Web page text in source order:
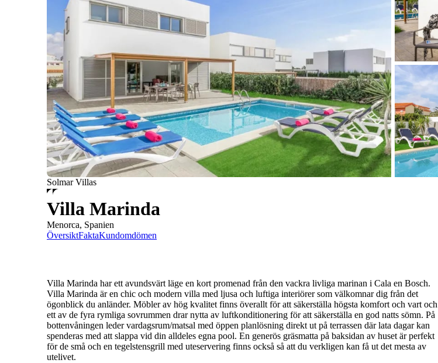
Solmar Villas
Villa Marinda
Menorca, Spanien
ÖversiktFaktaKundomdömen
Villa Marinda har ett avundsvärt läge en kort promenad från den vackra livliga marinan i Cala en Bosch.
Villa Marinda är en chic och modern villa med ljusa och luftiga interiörer som välkomnar dig från det
ögonblick du anländer. Möbler av hög kvalitet finns överallt för att säkerställa högsta komfort och vart och
ett av de fyra rymliga sovrummen drar nytta av luftkonditionering för att säkerställa en god natts sömn. På
bottenvåningen leder vardagsrum/matsal med öppen planlösning direkt ut på terrassen där lata dagar kan
spenderas med att slappa vid din alldeles egna pool. En generös gräsmatta på baksidan av huset är perfekt
för de små och en tegelstensgrill med uteservering finns också så att du verkligen kan få ut det mesta av
utelivet.